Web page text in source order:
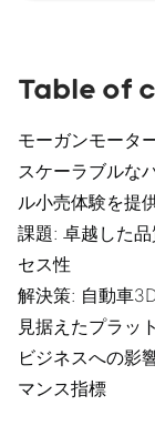
Table of
モーガンモータ
スケーラブルな
ル小売体験を提
課題: 卓越した
セス性
解決策: 自動車
見据えたプラッ
ビジネスへの影
マンス指標